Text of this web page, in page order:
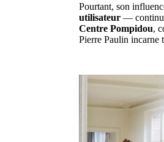
Pourtant, son
utilisateur —
Centre Pompidou,
Pierre Paulin incarne